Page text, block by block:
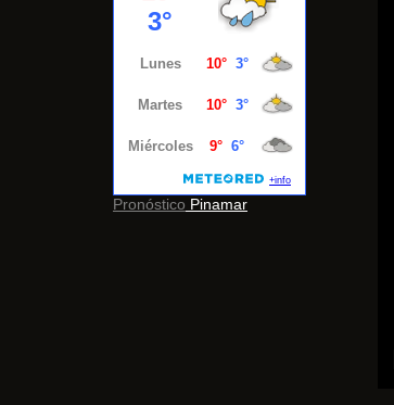
Pronóstico Pinamar